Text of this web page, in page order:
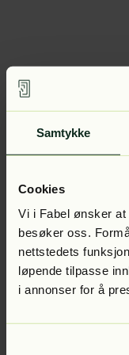
Samtykke
Cookies
Vi i Fabel ønsker
besøker oss.
nettstedets
løpende tilpasse
i annonser for å